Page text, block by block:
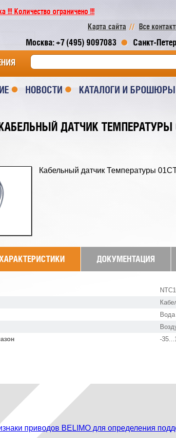
!!! Количество ограничено !!!
Карта сайта
Все
Москва: +7 (495) 9097083
Санкт-
НОВОСТИ КАТАЛОГИ И БРОШЮРЫ
ДАТЧИК ТЕМПЕРАТУРЫ
Кабельный датчик Температуры
ДОКУМЕНТАЦИЯ
Вода
-
приводов BELIMO для определения